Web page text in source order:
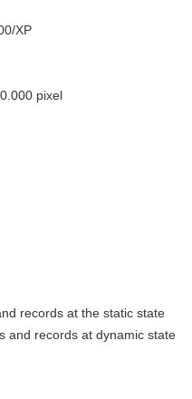
XP
pixel
records at the static state
and records at dynamic state